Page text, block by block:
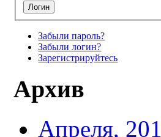
Забыли пароль?
Забыли логин?
Зарегистрируйтесь
Архив
Апреля,